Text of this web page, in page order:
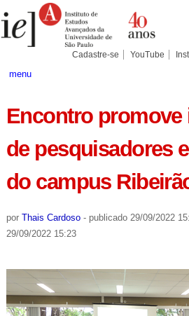
para
conteúdo.
Pessoais
Cadastre-se YouTube
menu
Encontro promove
de pesquisadores
do campus
por Thais Cardoso - publicado29/09/2022
29/09/2022 15:23